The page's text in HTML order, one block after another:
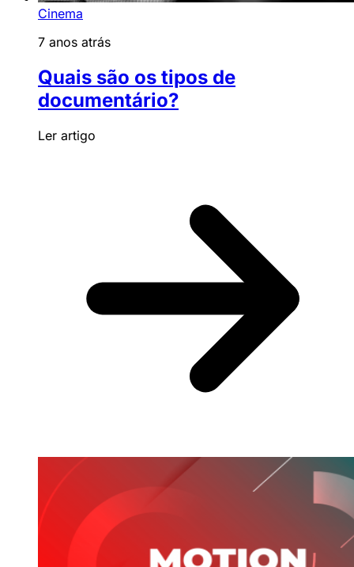
Cinema
7 anos atrás
Quais são os tipos de
documentário?
Ler artigo